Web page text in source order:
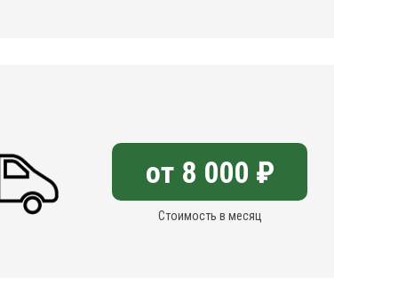
Стоимость в месяц
от 8 000 ₽